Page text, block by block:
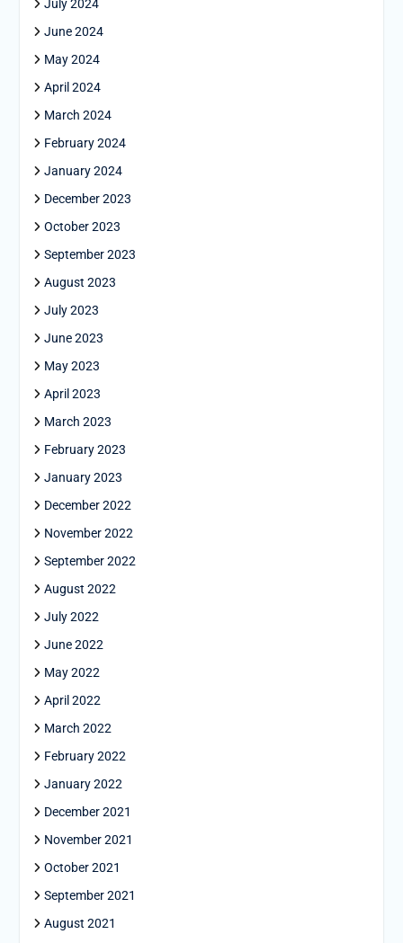
July 2024
June 2024
May 2024
April 2024
March 2024
February 2024
January 2024
December 2023
October 2023
September 2023
August 2023
July 2023
June 2023
May 2023
April 2023
March 2023
February 2023
January 2023
December 2022
November 2022
September 2022
August 2022
July 2022
June 2022
May 2022
April 2022
March 2022
February 2022
January 2022
December 2021
November 2021
October 2021
September 2021
August 2021